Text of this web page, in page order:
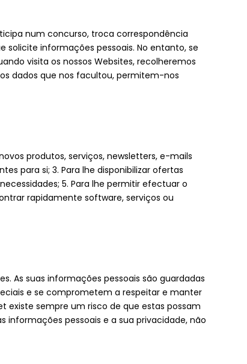
num concurso, troca correspondência
informações pessoais. No entanto, se
visita os nossos Websites, recolheremos
dados que nos facultou, permitem-nos
produtos, serviços, newsletters, e-mails
para si; 3. Para lhe disponibilizar ofertas
5. Para lhe permitir efectuar o
rapidamente software, serviços ou
As suas informações pessoais são guardadas
e se comprometem a respeitar e manter
existe sempre um risco de que estas possam
informações pessoais e a sua privacidade, não